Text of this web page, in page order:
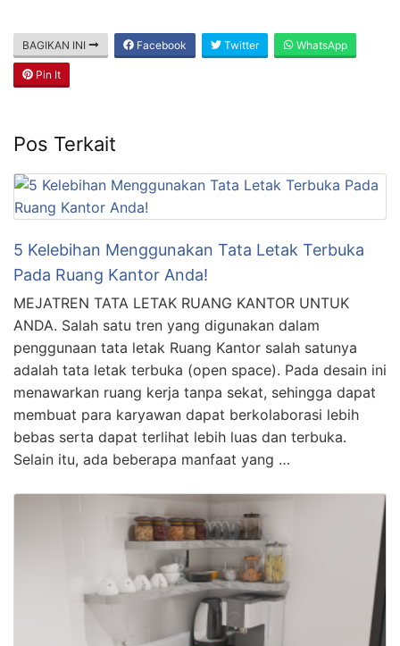
BAGIKAN INI Facebook Twitter WhatsApp
Pin It
Pos Terkait
5 Kelebihan Menggunakan Tata Letak Terbuka
Pada Ruang Kantor Anda!
MEJATREN TATA LETAK RUANG KANTOR UNTUK
ANDA. Salah satu tren yang digunakan dalam
penggunaan tata letak Ruang Kantor salah satunya
adalah tata letak terbuka (open space). Pada desain ini
menawarkan ruang kerja tanpa sekat, sehingga dapat
membuat para karyawan dapat berkolaborasi lebih
bebas serta dapat terlihat lebih luas dan terbuka.
Selain itu, ada beberapa manfaat yang …